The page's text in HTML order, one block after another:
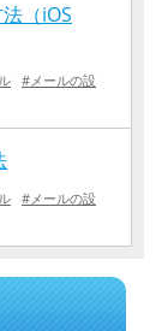
（iOS
#メールの設
#メールの設